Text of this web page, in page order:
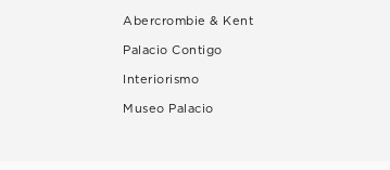
Abercrombie & Kent
Palacio Contigo
Interiorismo
Museo Palacio